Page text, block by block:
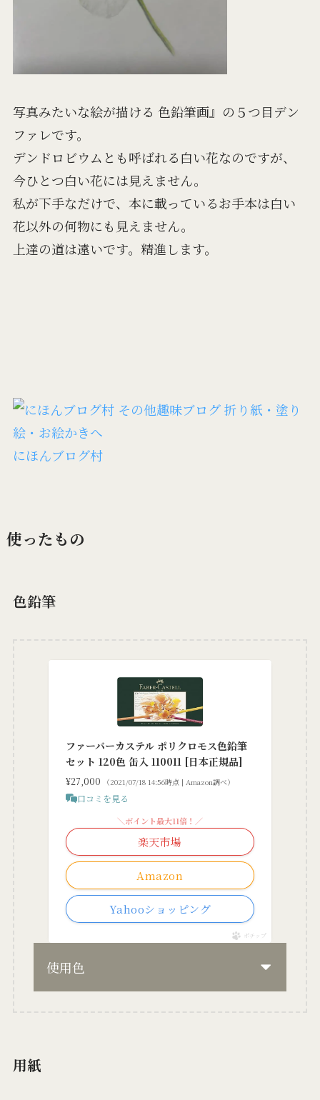
写真みたいな絵が描ける 色鉛筆画』の５つ目デン
ファレです。
デンドロビウムとも呼ばれる白い花なのですが、
今ひとつ白い花には見えません。
私が下手なだけで、本に載っているお手本は白い
花以外の何物にも見えません。
上達の道は遠いです。精進します。
にほんブログ村
使ったもの
色鉛筆
ファーバーカステル ポリクロモス色鉛筆
セット 120色 缶入 110011 [日本正規品]
¥27,000 （2021/07/18 14:56時点 | Amazon調べ）
口コミを見る
Amazon
＼ポイント最大11倍！／
楽天市場
Yahooショッピング
ポチップ
使用色
用紙